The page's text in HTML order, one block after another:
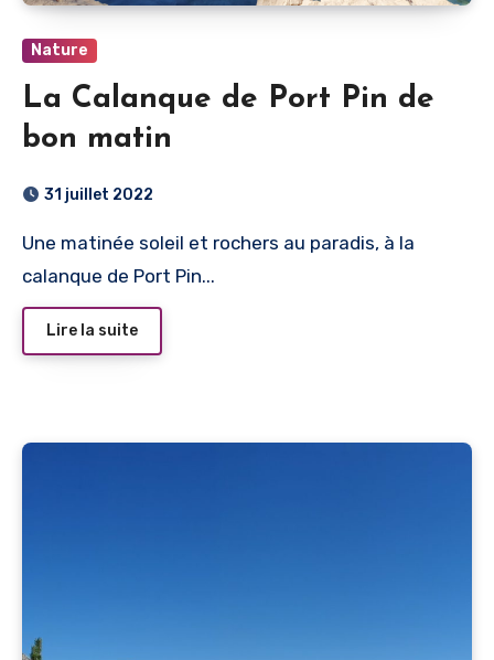
Nature
La Calanque de Port Pin de
bon matin
31 juillet 2022
Une matinée soleil et rochers au paradis, à la
calanque de Port Pin...
Lire la suite